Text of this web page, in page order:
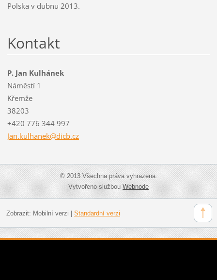
Polska v dubnu 2013.
Kontakt
P. Jan Kulhánek
Náměstí 1
Křemže
38203
+420 776 344 997
Jan.kulhanek@dicb.cz
© 2013 Všechna práva vyhrazena.
Vytvořeno službouWebnode
Zobrazit: Mobilní verzi Standardní verzi